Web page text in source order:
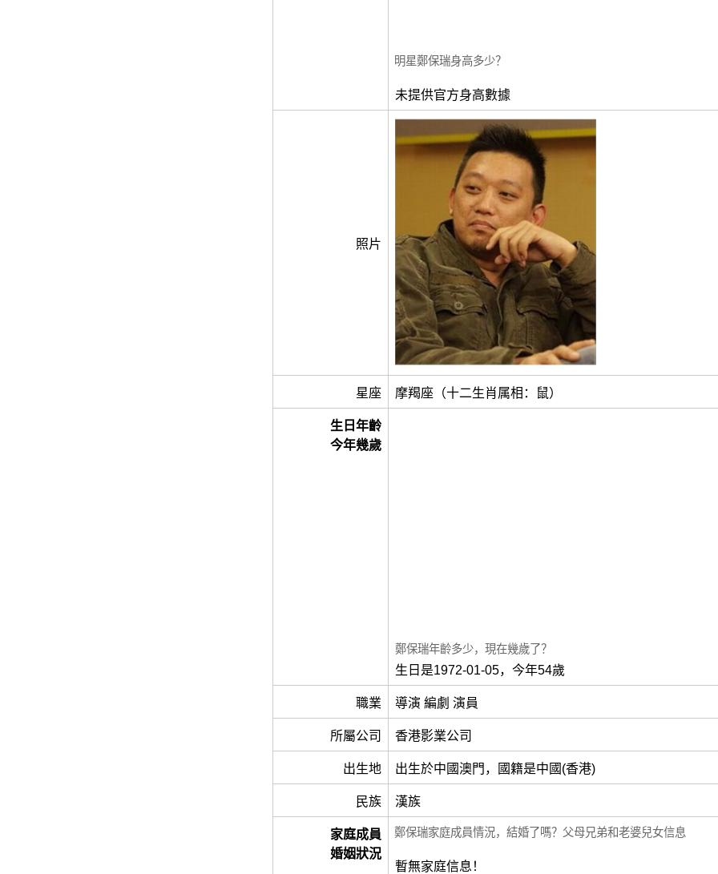
明星鄭保瑞身高多少？
未提供官方身高數據
照片
星座 摩羯座（十二生肖属相：鼠）
生日年齡
今年幾歲
鄭保瑞年齡多少，現在幾歲了？
生日是1972-01-05，今年54歲
職業 導演 編劇 演員
所屬公司 香港影業公司
出生地 出生於中國澳門，國籍是中國(香港)
民族 漢族
家庭成員
婚姻狀況
鄭保瑞家庭成員情況，結婚了嗎？父母兄弟和老婆兒女信息
暫無家庭信息！